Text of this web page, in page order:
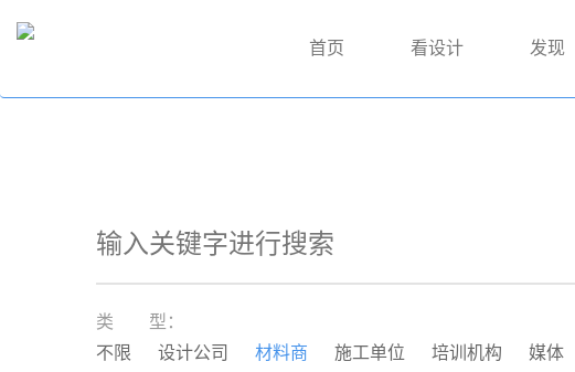
首页 看设计 发现
类 型：
不限
设计公司 材料商 施工单位 培训机构 媒体